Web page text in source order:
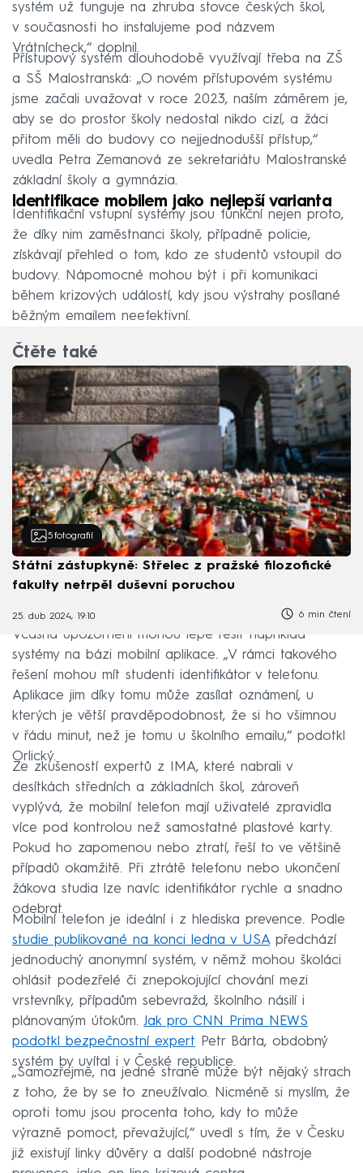
systém už funguje na zhruba stovce českých škol,
v současnosti ho instalujeme pod názvem
Vrátnícheck,“ doplnil.
Přístupový systém dlouhodobě využívají třeba na ZŠ
a SŠ Malostranská: „O novém přístupovém systému
jsme začali uvažovat v roce 2023, naším záměrem je,
aby se do prostor školy nedostal nikdo cizí, a žáci
přitom měli do budovy co nejjednodušší přístup,“
uvedla Petra Zemanová ze sekretariátu Malostranské
základní školy a gymnázia.
Identifikace mobilem jako nejlepší varianta
Identifikační vstupní systémy jsou funkční nejen proto,
že díky nim zaměstnanci školy, případně policie,
získávají přehled o tom, kdo ze studentů vstoupil do
budovy. Nápomocné mohou být i při komunikaci
během krizových událostí, kdy jsou výstrahy posílané
běžným emailem neefektivní.
Čtěte také
5 fotografií
Státní zástupkyně: Střelec z pražské filozofické
fakulty netrpěl duševní poruchou
25. dub 2024, 19:10 6 min čtení
Včasná upozornění mohou lépe řešit například
systémy na bázi mobilní aplikace. „V rámci takového
řešení mohou mít studenti identifikátor v telefonu.
Aplikace jim díky tomu může zasílat oznámení, u
kterých je větší pravděpodobnost, že si ho všimnou
v řádu minut, než je tomu u školního emailu,“ podotkl
Orlický.
Ze zkušeností expertů z IMA, které nabrali v
desítkách středních a základních škol, zároveň
vyplývá, že mobilní telefon mají uživatelé zpravidla
více pod kontrolou než samostatné plastové karty.
Pokud ho zapomenou nebo ztratí, řeší to ve většině
případů okamžitě. Při ztrátě telefonu nebo ukončení
žákova studia lze navíc identifikátor rychle a snadno
odebrat.
Mobilní telefon je ideální i z hlediska prevence. Podle
studie publikované na konci ledna v USApředchází
jednoduchý anonymní systém, v němž mohou školáci
ohlásit podezřelé či znepokojující chování mezi
vrstevníky, případům sebevražd, školního násilí i
plánovaným útokům. Jak pro CNN Prima NEWS
podotkl bezpečnostní expert Petr Bárta, obdobný
systém by uvítal i v České republice.
„Samozřejmě, na jedné straně může být nějaký strach
z toho, že by se to zneužívalo. Nicméně si myslím, že
oproti tomu jsou procenta toho, kdy to může
výrazně pomoct, převažující,“ uvedl s tím, že v Česku
již existují linky důvěry a další podobné nástroje